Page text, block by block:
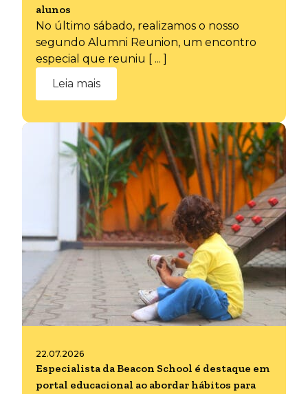
alunos
No último sábado, realizamos o nosso
segundo Alumni Reunion, um encontro
especial que reuniu [ ... ]
Leia mais
22.07.2026
Especialista da Beacon School é destaque em
portal educacional ao abordar hábitos para